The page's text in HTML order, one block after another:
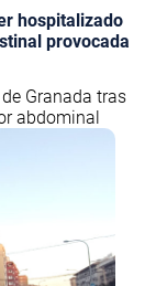
hospitalizado
provocada
Granada tras
abdominal